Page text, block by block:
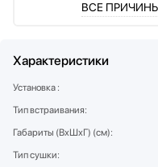
Профессиональные
Соковыжималки
Стаканомоечные машины
Стиральные машины
ВСЕ ПРИЧИНЫ
Характеристики
Установка :
Тип встраивания:
Габариты (ВхШхГ) (см):
Тип сушки: